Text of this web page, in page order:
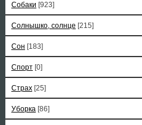
Собаки [923]
Солнышко, солнце [215]
Сон [183]
Спорт [0]
Страх [25]
Уборка [86]